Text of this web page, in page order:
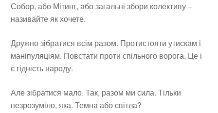
Собор, або Мітинг, або загальні збори колективу –
називайте як хочете.
Дружно зібратися всім разом. Протистояти утискам і
маніпуляціям. Повстати проти спільного ворога. Це і
є гідність народу.
Але зібратися мало. Так, разом ми сила. Тільки
незрозуміло, яка. Темна або світла?